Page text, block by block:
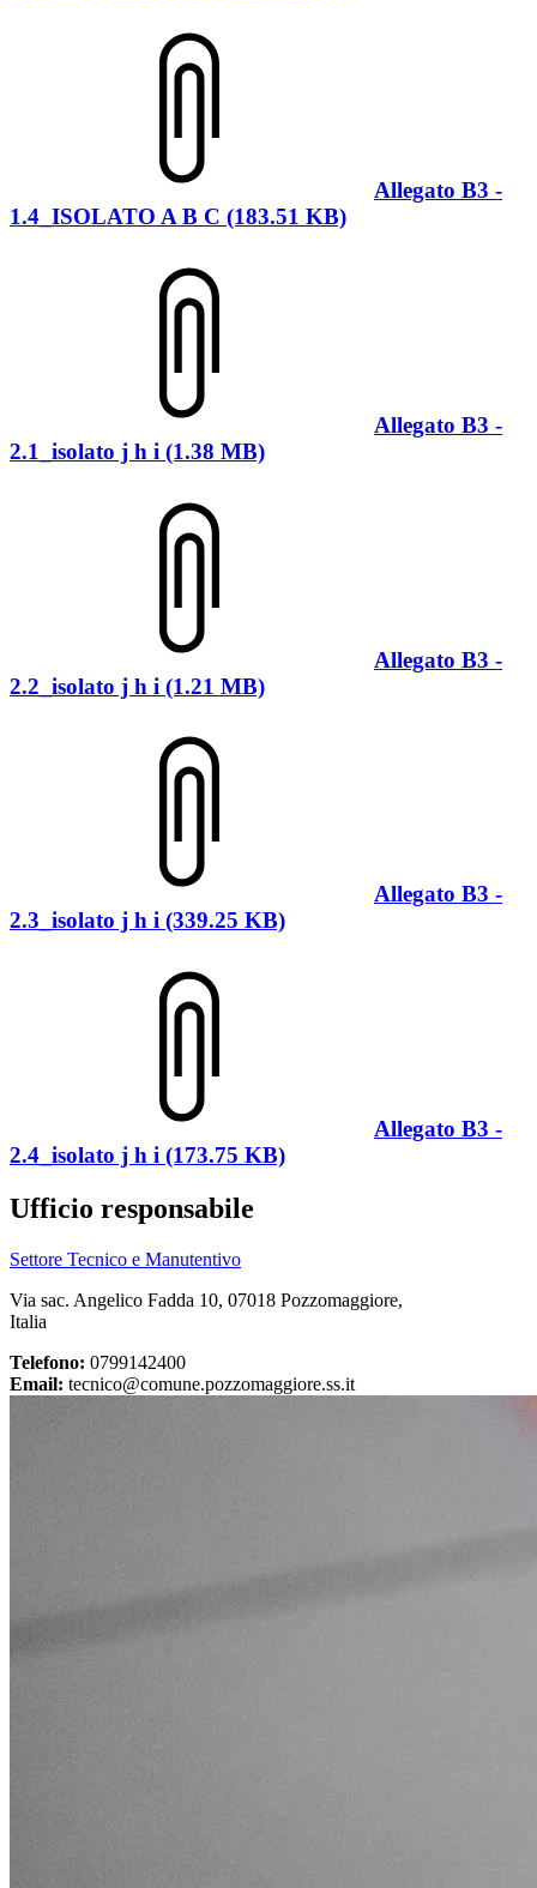
Allegato B3 -
1.4_ISOLATO A B C (183.51 KB)
Allegato B3 -
2.1_isolato j h i (1.38 MB)
Allegato B3 -
2.2_isolato j h i (1.21 MB)
Allegato B3 -
2.3_isolato j h i (339.25 KB)
Allegato B3 -
2.4_isolato j h i (173.75 KB)
Ufficio responsabile
Settore Tecnico e Manutentivo
Via sac. Angelico Fadda 10, 07018 Pozzomaggiore,
Italia
Telefono: 0799142400
Email: tecnico@comune.pozzomaggiore.ss.it